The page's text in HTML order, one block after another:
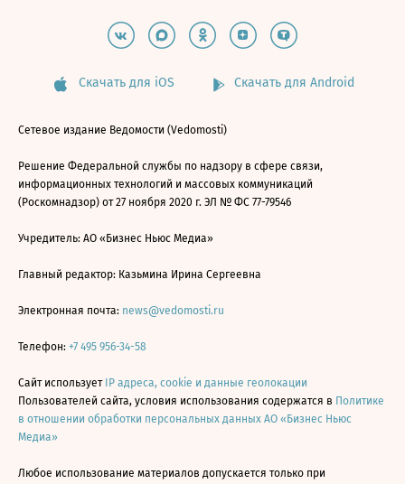
Скачать для iOS Скачать для Android
Сетевое издание Ведомости (Vedomosti)
Решение Федеральной службы по надзору в сфере связи,
информационных технологий и массовых коммуникаций
(Роскомнадзор) от 27 ноября 2020 г. ЭЛ № ФС 77-79546
Учредитель: АО «Бизнес Ньюс Медиа»
Главный редактор: Казьмина Ирина Сергеевна
Электронная почта: news@vedomosti.ru
Телефон: +7 495 956-34-58
Сайт использует IP адреса, cookie и данные геолокации
Пользователей сайта, условия использования содержатся в Политике
в отношении обработки персональных данных АО «Бизнес Ньюс
Медиа»
Любое использование материалов допускается только при